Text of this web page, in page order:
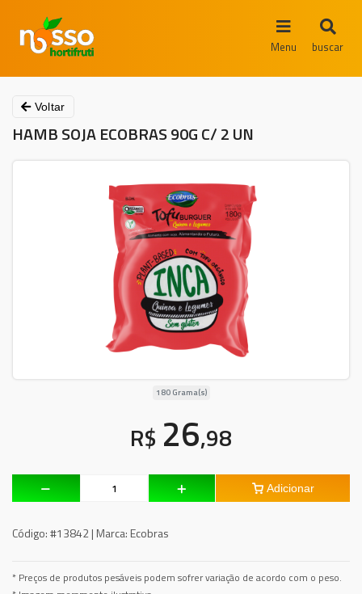
Menu buscar
Voltar
HAMB SOJA ECOBRAS 90G C/ 2 UN
180 Grama(s)
R$ 26,98
Adicionar
Código:#13842 | Marca: Ecobras
* Preços de produtos pesáveis podem sofrer variação de acordo com o peso.